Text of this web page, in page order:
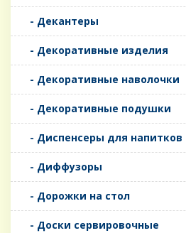
- Декантеры
- Декоративные изделия
- Декоративные наволочки
- Декоративные подушки
- Диспенсеры для напитков
- Диффузоры
- Дорожки на стол
- Доски сервировочные